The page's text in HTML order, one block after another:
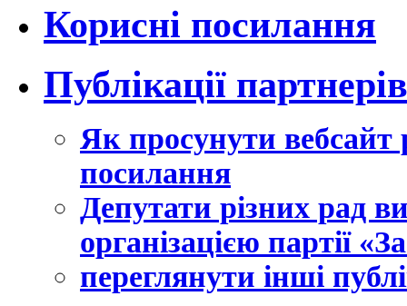
Корисні посилання
Публікації партнерів
Як просунути вебсайт
посилання
Депутати різних рад
організацією партії
переглянути інші